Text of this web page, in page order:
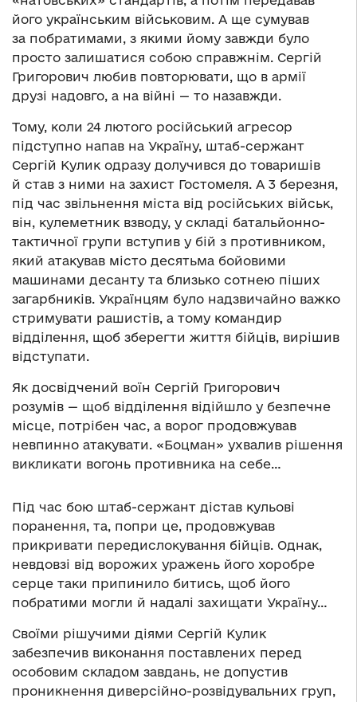
його українським військовим. А ще сумував
за побратимами, з якими йому завжди було
просто залишатися собою справжнім. Сергій
Григорович любив повторювати, що в армії
друзі надовго, а на війні — то назавжди.
Тому, коли 24 лютого російський агресор
підступно напав на Україну, штаб-сержант
Сергій Кулик одразу долучився до товаришів
й став з ними на захист Гостомеля. А 3 березня,
під час звільнення міста від російських військ,
він, кулеметник взводу, у складі батальйонно-
тактичної групи вступив у бій з противником,
який атакував місто десятьма бойовими
машинами десанту та близько сотнею піших
загарбників. Українцям було надзвичайно важко
стримувати рашистів, а тому командир
відділення, щоб зберегти життя бійців, вирішив
відступати.
Як досвідчений воїн Сергій Григорович
розумів — щоб відділення відійшло у безпечне
місце, потрібен час, а ворог продовжував
невпинно атакувати. «Боцман» ухвалив рішення
викликати вогонь противника на себе…
Під час бою штаб-сержант дістав кульові
поранення, та, попри це, продовжував
прикривати передислокування бійців. Однак,
невдовзі від ворожих уражень його хоробре
серце таки припинило битись, щоб його
побратими могли й надалі захищати Україну…
Своїми рішучими діями Сергій Кулик
забезпечив виконання поставлених перед
особовим складом завдань, не допустив
проникнення диверсійно-розвідувальних груп,